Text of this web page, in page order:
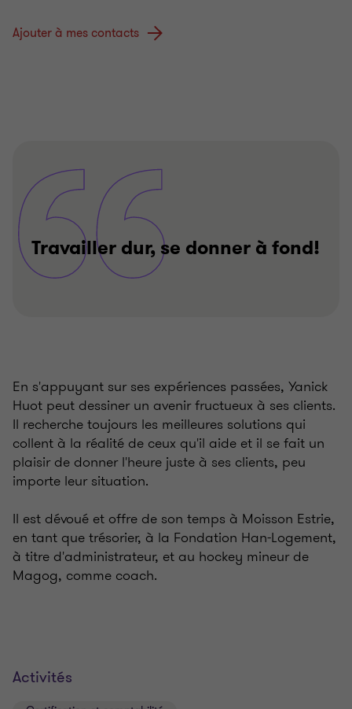
Ajouter à mes contacts
Travailler dur, se donner à fond!
En s'appuyant sur ses expériences passées, Yanick
Huot peut dessiner un avenir fructueux à ses clients.
Il recherche toujours les meilleures solutions qui
collent à la réalité de ceux qu'il aide et il se fait un
plaisir de donner l'heure juste à ses clients, peu
importe leur situation.
Il est dévoué et offre de son temps à Moisson Estrie,
en tant que trésorier, à la Fondation Han-Logement,
à titre d'administrateur, et au hockey mineur de
Magog, comme coach.
Activités